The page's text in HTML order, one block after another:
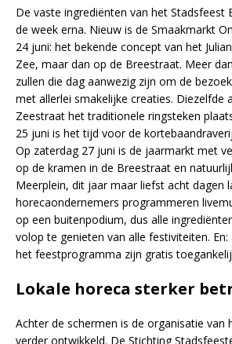
De vaste ingrediënten van het Stadsfeest
de week erna. Nieuw is de Smaakmarkt
24 juni: het bekende concept van het
Zee, maar dan op de Breestraat. Meer
zullen die dag aanwezig zijn om de
met allerlei smakelijke creaties. Diezelfde
Zeestraat het traditionele ringsteken
25 juni is het tijd voor de
Op zaterdag 27 juni is de jaarmarkt met
op de kramen in de Breestraat en
Meerplein, dit jaar maar liefst acht dagen
horecaondernemers programmeren
op een buitenpodium, dus alle
volop te genieten van alle festiviteiten. En:
het feestprogramma zijn gratis
Lokale horeca sterker
Achter de schermen is de organisatie van
verder ontwikkeld. De Stichting